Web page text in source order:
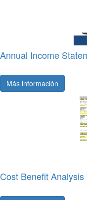
Annual Income
Más información
Cost Benefit